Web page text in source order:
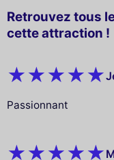
Retrouvez tous
cette attraction !
Passionnant